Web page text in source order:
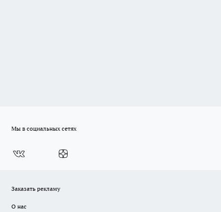
Мы в социальных сетях
Заказать рекламу
О нас